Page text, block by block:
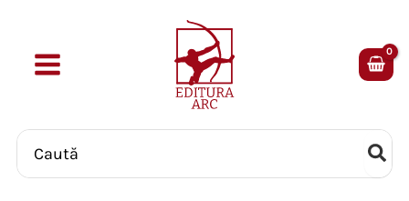
content
Search
for: